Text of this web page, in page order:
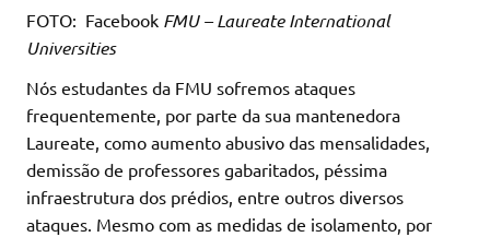
FOTO: Facebook FMU – Laureate International
Universities
Nós estudantes da FMU sofremos ataques
frequentemente, por parte da sua mantenedora
Laureate, como aumento abusivo das mensalidades,
demissão de professores gabaritados, péssima
infraestrutura dos prédios, entre outros diversos
ataques. Mesmo com as medidas de isolamento, por